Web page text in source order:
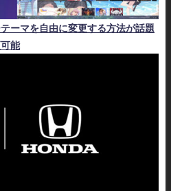
ーマを自由に変更する方法が話題
能